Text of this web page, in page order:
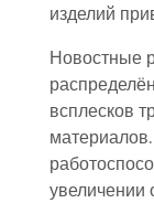
изделий
Новостные
всплесков
увеличении